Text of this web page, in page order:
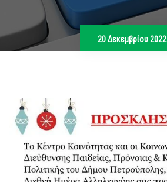
20 Δεκεμβρίου 2022